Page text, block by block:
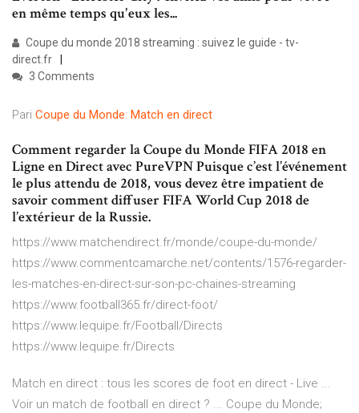
en même temps qu'eux les...
Coupe du monde 2018 streaming : suivez le guide - tv-
direct.fr
3 Comments
Pari Coupe du Monde: Match en direct
Comment regarder la Coupe du Monde FIFA 2018 en
Ligne en Direct avec PureVPN Puisque c’est l’événement
le plus attendu de 2018, vous devez être impatient de
savoir comment diffuser FIFA World Cup 2018 de
l’extérieur de la Russie.
https://www.matchendirect.fr/monde/coupe-du-monde/
https://www.commentcamarche.net/contents/1576-regarder-
les-matches-en-direct-sur-son-pc-chaines-streaming
https://www.football365.fr/direct-foot/
https://www.lequipe.fr/Football/Directs
https://www.lequipe.fr/Directs
Match en direct : tous les scores de foot en direct - Live ...
Voir un match de football en direct ? ... Coupe du Monde;